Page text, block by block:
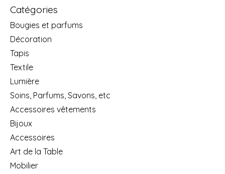
Catégories
Bougies et parfums
Décoration
Tapis
Textile
Lumière
Soins, Parfums, Savons, etc
Accessoires vêtements
Bijoux
Accessoires
Art de la Table
Mobilier